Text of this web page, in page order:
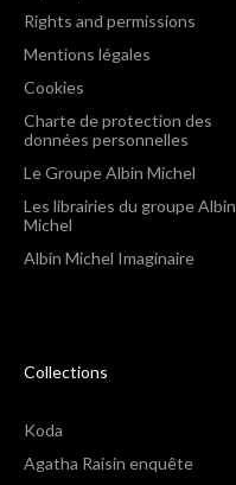
Rights and permissions
Mentions légales
Cookies
Charte de protection des
données personnelles
Le Groupe Albin Michel
Les librairies du groupe Albin
Michel
Albin Michel Imaginaire
Collections
Koda
Agatha Raisin enquête